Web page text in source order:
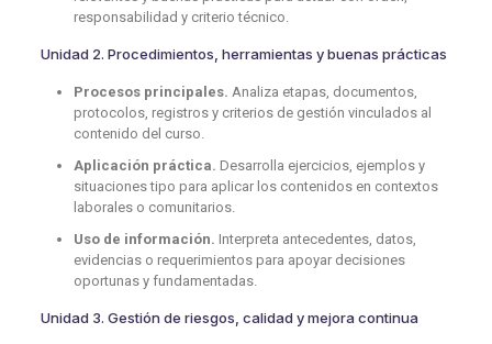
responsabilidad y criterio técnico.
Unidad 2. Procedimientos, herramientas y buenas prácticas
Procesos principales. Analiza etapas, documentos,
protocolos, registros y criterios de gestión vinculados al
contenido del curso.
Aplicación práctica. Desarrolla ejercicios, ejemplos y
situaciones tipo para aplicar los contenidos en contextos
laborales o comunitarios.
Uso de información. Interpreta antecedentes, datos,
evidencias o requerimientos para apoyar decisiones
oportunas y fundamentadas.
Unidad 3. Gestión de riesgos, calidad y mejora continua